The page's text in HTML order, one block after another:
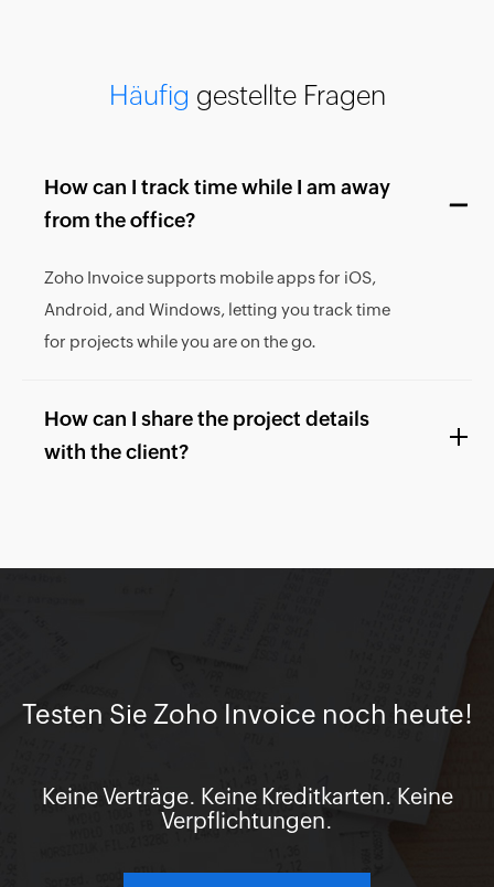
Häufig gestellte Fragen
How can I track time while I am away
from the office?
Zoho Invoice supports mobile apps for iOS,
Android, and Windows, letting you track time
for projects while you are on the go.
How can I share the project details
with the client?
Testen Sie Zoho Invoice noch heute!
Keine Verträge. Keine Kreditkarten. Keine
Verpflichtungen.